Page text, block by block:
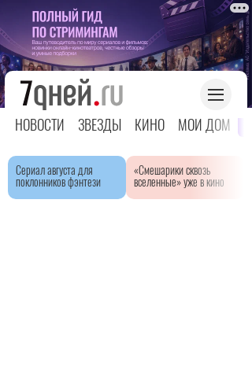
НОВОСТИ ЗВЕЗДЫ КИНО МОЙ ДОМ
Сериал августа для
поклонников фэнтези
«Смешарики сквозь
вселенные» уже в кино